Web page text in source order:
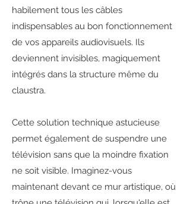
habilement tous les câbles
indispensables au bon fonctionnement
de vos appareils audiovisuels. Ils
deviennent invisibles, magiquement
intégrés dans la structure même du
claustra.
Cette solution technique astucieuse
permet également de suspendre une
télévision sans que la moindre fixation
ne soit visible. Imaginez-vous
maintenant devant ce mur artistique, où